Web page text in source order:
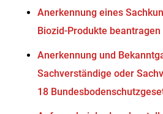
Anerkennung eines
Biozid-Produkte beantragen
Anerkennung und
Sachverständige oder
18